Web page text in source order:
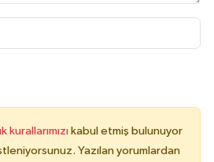
kurallarımızı kabul etmiş bulunuyor
Yazılan yorumlardan